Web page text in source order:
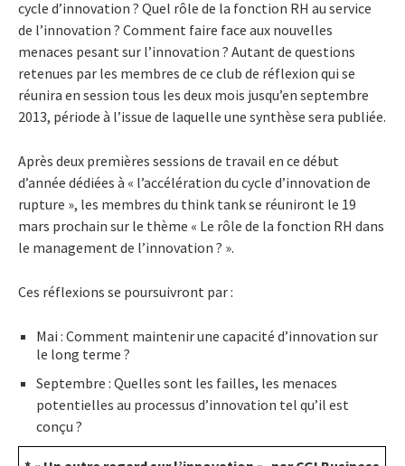
cycle d’innovation ? Quel rôle de la fonction RH au service
de l’innovation ? Comment faire face aux nouvelles
menaces pesant sur l’innovation ? Autant de questions
retenues par les membres de ce club de réflexion qui se
réunira en session tous les deux mois jusqu’en septembre
2013, période à l’issue de laquelle une synthèse sera publiée.
Après deux premières sessions de travail en ce début
d’année dédiées à « l’accélération du cycle d’innovation de
rupture », les membres du think tank se réuniront le 19
mars prochain sur le thème « Le rôle de la fonction RH dans
le management de l’innovation ? ».
Ces réflexions se poursuivront par :
Mai : Comment maintenir une capacité d’innovation sur
le long terme ?
Septembre : Quelles sont les failles, les menaces
potentielles au processus d’innovation tel qu’il est
conçu ?